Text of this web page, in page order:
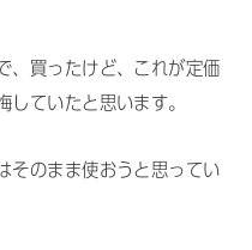
、買ったけど、これが定価
ていたと思います。
そのまま使おうと思ってい